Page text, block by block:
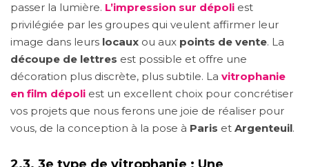
passer la lumière. L’impression sur dépoli est
privilégiée par les groupes qui veulent affirmer leur
image dans leurs locaux ou aux points de vente. La
découpe de lettres est possible et offre une
décoration plus discrète, plus subtile. La vitrophanie
en film dépoli est un excellent choix pour concrétiser
vos projets que nous ferons une joie de réaliser pour
vous, de la conception à la pose à Paris et Argenteuil.